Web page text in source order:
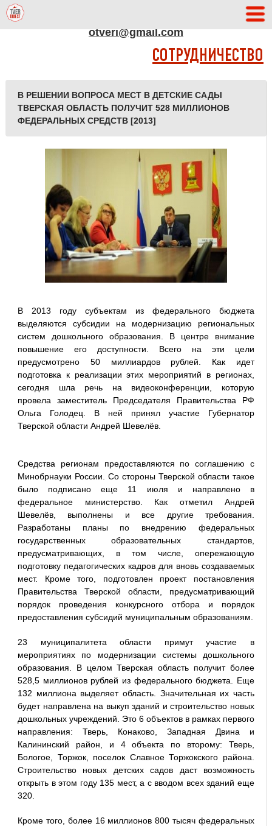
otveri@gmail.com
СОТРУДНИЧЕСТВО
В РЕШЕНИИ ВОПРОСА МЕСТ В ДЕТСКИЕ САДЫ
ТВЕРСКАЯ ОБЛАСТЬ ПОЛУЧИТ 528 МИЛЛИОНОВ
ФЕДЕРАЛЬНЫХ СРЕДСТВ [2013]
В 2013 году субъектам из федерального бюджета
выделяются субсидии на модернизацию региональных
систем дошкольного образования. В центре внимание
повышение его доступности. Всего на эти цели
предусмотрено 50 миллиардов рублей. Как идет
подготовка к реализации этих мероприятий в регионах,
сегодня шла речь на видеоконференции, которую
провела заместитель Председателя Правительства РФ
Ольга Голодец. В ней принял участие Губернатор
Тверской области Андрей Шевелёв.
Средства регионам предоставляются по соглашению с
Минобрнауки России. Со стороны Тверской области такое
было подписано еще 11 июля и направлено в
федеральное министерство. Как отметил Андрей
Шевелёв, выполнены и все другие требования.
Разработаны планы по внедрению федеральных
государственных образовательных стандартов,
предусматривающих, в том числе, опережающую
подготовку педагогических кадров для вновь создаваемых
мест. Кроме того, подготовлен проект постановления
Правительства Тверской области, предусматривающий
порядок проведения конкурсного отбора и порядок
предоставления субсидий муниципальным образованиям.
23 муниципалитета области примут участие в
мероприятиях по модернизации системы дошкольного
образования. В целом Тверская область получит более
528,5 миллионов рублей из федерального бюджета. Еще
132 миллиона выделяет область. Значительная их часть
будет направлена на выкуп зданий и строительство новых
дошкольных учреждений. Это 6 объектов в рамках первого
направления: Тверь, Конаково, Западная Двина и
Калининский район, и 4 объекта по второму: Тверь,
Бологое, Торжок, поселок Славное Торжокского района.
Строительство новых детских садов даст возможность
открыть в этом году 135 мест, а с вводом всех зданий еще
320.
Кроме того, более 16 миллионов 800 тысяч федеральных